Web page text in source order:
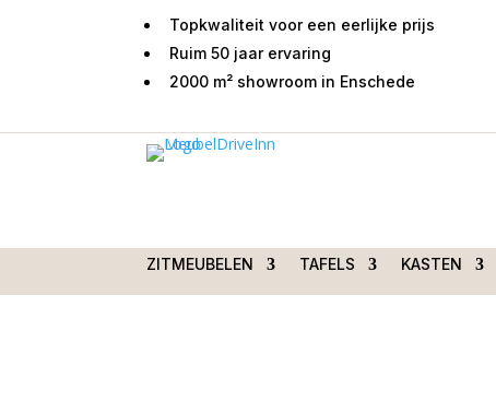
Topkwaliteit voor een eerlijke prijs
Ruim 50 jaar ervaring
2000 m² showroom in Enschede
ZITMEUBELEN TAFELS KASTEN